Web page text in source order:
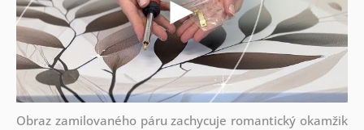
Obraz zamilovaného páru zachycuje romantický okamžik